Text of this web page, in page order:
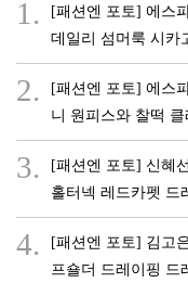
1.
[패션엔 포토] 에스
데일리 섬머룩 시카
2.
[패션엔 포토] 에스
니 원피스와 찰떡
3.
[패션엔 포토] 신혜
홀터넥 레드카펫 드
4.
[패션엔 포토] 김고
프숄더 드레이핑 드